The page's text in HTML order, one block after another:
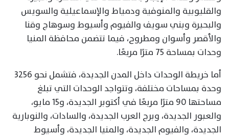
والقليوبية والمنوفية ودمياط والإسماعيلية والسويس
والبحيرة وبني سويف والفيوم وأسيوط وسوهاج وقنا
والأقصر وأسوان ومطروح، فيما تتضمن محافظة المنيا
وحدات بمساحة 75 مترًا مربعًا.
أما خريطة الوحدات داخل المدن الجديدة، فتشمل نحو 3256
وحدة بمساحات مختلفة، وتتواجد الوحدات التي تبلغ
مساحتها 90 مترًا مربعًا في أكتوبر الجديدة، و15 مايو،
والعبور الجديدة، وبرج العرب الجديدة، والسادات، والنوبارية
الجديدة، والفيوم الجديدة، والمنيا الجديدة، وأسيوط